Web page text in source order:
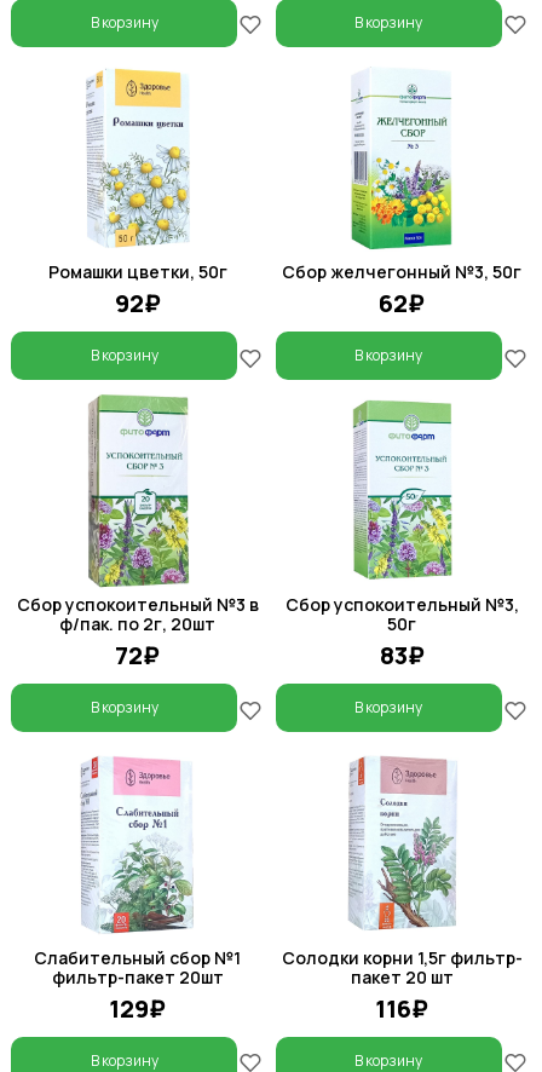
В корзину В корзину
Ромашки цветки, 50г
92₽
В корзину
Сбор желчегонный №3, 50г
62₽
В корзину
Сбор успокоительный №3 в
ф/пак. по 2г, 20шт
72₽
В корзину
Сбор успокоительный №3,
50г
83₽
В корзину
Слабительный сбор №1
фильтр-пакет 20шт
129₽
В корзину
Солодки корни 1,5г фильтр-
пакет 20 шт
116₽
В корзину